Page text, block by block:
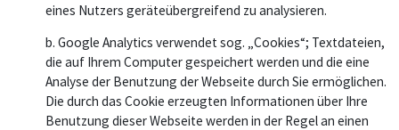
eines Nutzers geräteübergreifend zu analysieren.
b. Google Analytics verwendet sog. „Cookies“; Textdateien,
die auf Ihrem Computer gespeichert werden und die eine
Analyse der Benutzung der Webseite durch Sie ermöglichen.
Die durch das Cookie erzeugten Informationen über Ihre
Benutzung dieser Webseite werden in der Regel an einen